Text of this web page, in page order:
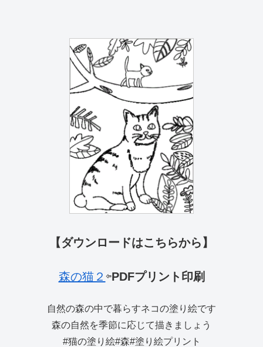
【ダウンロードはこちらから】
森の猫２ ⇦PDFプリント印刷
自然の森の中で暮らすネコの塗り絵です
森の自然を季節に応じて描きましょう
#猫の塗り絵#森#塗り絵プリント